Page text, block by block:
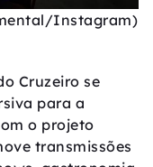
Instagram)
Cruzeiro se
para a
o projeto
transmissões